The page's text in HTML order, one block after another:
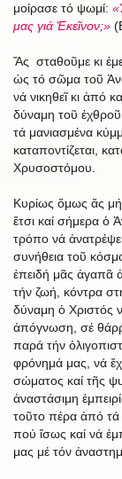
μοίρασε τό ψωμί:
μας γιά Ἐκεῖνον;»
Ἄς σταθοῦμε κι
ὡς τό σῶμα τοῦ
νά νικηθεῖ κι ἀπό
δύναμη τοῦ
τά μανιασμένα
καταποντίζεται,
Χρυσοστόμου.
Κυρίως ὅμως ἄς
ἔτσι καί σήμερα ὁ
τρόπο νά
συνήθεια τοῦ
ἐπειδή μᾶς ἀγαπᾶ
τήν ζωή, κόντρα
δύναμη ὁ Χριστός
ἀπόγνωση, σέ
παρά τήν
φρόνημά μας, νά
σώματος καί τῆς
ἀναστάσιμη
τοῦτο πέρα ἀπό τά
πού ἴσως καί νά
μας μέ τόν